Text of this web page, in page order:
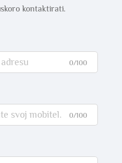
kontaktirati.
0/100
0/100